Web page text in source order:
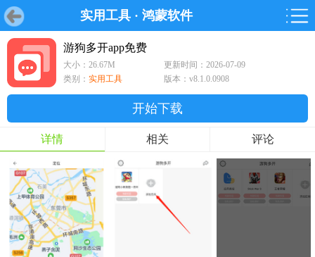
实用工具 · 鸿蒙软件
首页 游戏 软件
首页 游戏 软件 鸿蒙
游戏
鸿蒙
软件
专题
游狗多开app免费
大小：26.67M
更新时间：2026-07-09
类别： 实用工具 版本：v8.1.0.0908
开始下载
详情 相关 评论